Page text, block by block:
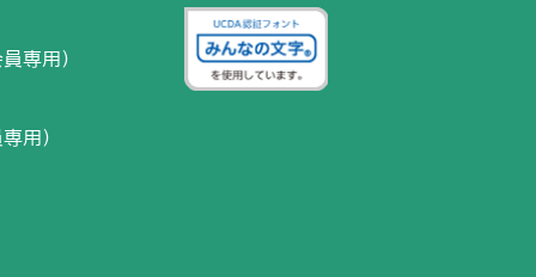
専用）
用）